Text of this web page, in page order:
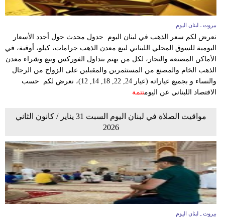
بيروت ـ لبنان اليوم
نعرض لكم سعر الذهب في لبنان اليوم جدول محدث حول أجدد الأسعار
اليومية للسوق المحلي اللبناني لبيع معدن الذهب جرامات، كيلو، أوقية، في
الأماكن المصنعة والتجار، لكل من يهتم بتداول الفوركس وبيع وشراء معدن
الذهب الخام والمصنع من المستثمرين والمقبلين على الزواج من الرجال
والنساء و بجميع عياراته (عيار 24, 22, 18, 14, 12)، نعرض لكم حسب
الاقتصاد اللبناني عن اليومتتمة
مواقيت الصلاة في لبنان اليوم السبت 31 يناير / كانون الثاني
2026
بيروت ـ لبنان اليوم